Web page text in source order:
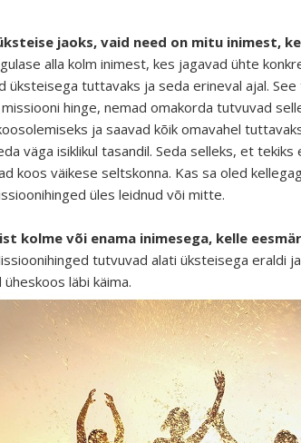
jaoks, vaid need on mitu inimest,
alla kolm inimest, kes jagavad ühte
tuttavaks ja seda erineval ajal.
hinge, nemad omakorda tutvuvad
ja saavad kõik omavahel
väga isiklikul tasandil. Seda selleks, et tekiks
koos väikese seltskonna. Kas sa oled
üles leidnud või mitte.
kolme või enama inimesega, kelle
tutvuvad alati üksteisega eraldi
läbi käima.